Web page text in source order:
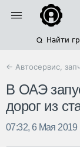
Найти
← Автосервис,
В ОАЭ
дорог из
07:32, 6 Мая 2019